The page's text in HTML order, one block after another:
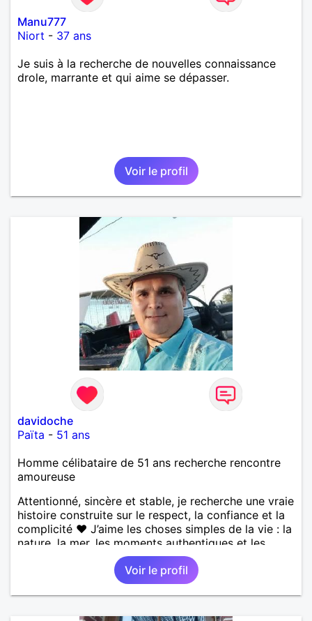
Manu777
Niort - 37 ans
Je suis à la recherche de nouvelles connaissance
drole, marrante et qui aime se dépasser.
Voir le profil
davidoche
Païta - 51 ans
Homme célibataire de 51 ans recherche rencontre
amoureuse
Attentionné, sincère et stable, je recherche une vraie
histoire construite sur le respect, la confiance et la
complicité ❤️ J’aime les choses simples de la vie : la
nature, la mer, les moments authentiques et les
personnes au grand cœur 🌊🌿 Très câlin et
affectueux, j’adore les petits moments de tendresse
et les calinous réguliers 😊❤️ La solitude finit parfois
par peser, alors si tu es en Nouvelle-Calédonie et
Voir le profil